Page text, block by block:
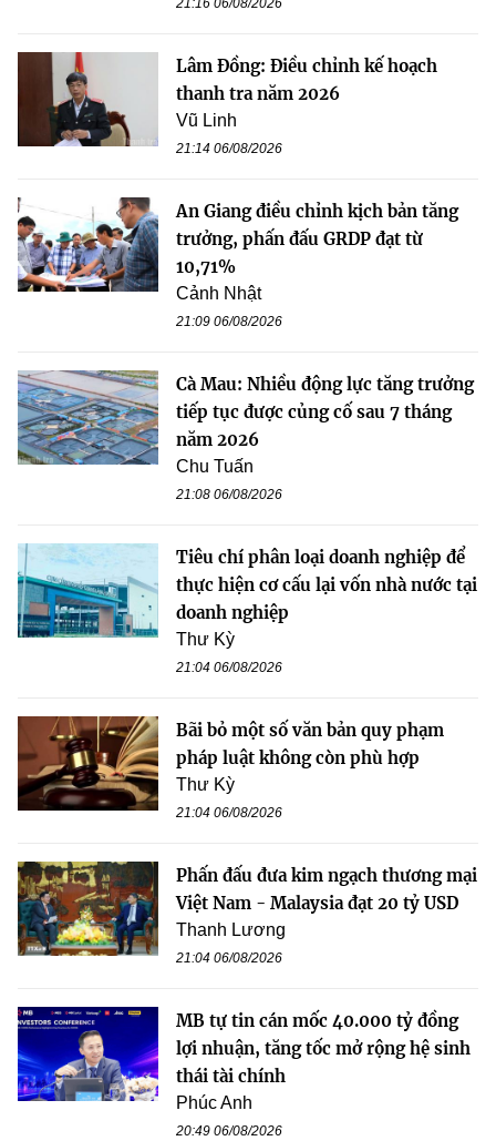
21:16 06/08/2026
Lâm Đồng: Điều chỉnh kế hoạch
thanh tra năm 2026
Vũ Linh
21:14 06/08/2026
An Giang điều chỉnh kịch bản tăng
trưởng, phấn đấu GRDP đạt từ
10,71%
Cảnh Nhật
21:09 06/08/2026
Cà Mau: Nhiều động lực tăng trưởng
tiếp tục được củng cố sau 7 tháng
năm 2026
Chu Tuấn
21:08 06/08/2026
Tiêu chí phân loại doanh nghiệp để
thực hiện cơ cấu lại vốn nhà nước tại
doanh nghiệp
Thư Kỳ
21:04 06/08/2026
Bãi bỏ một số văn bản quy phạm
pháp luật không còn phù hợp
Thư Kỳ
21:04 06/08/2026
Phấn đấu đưa kim ngạch thương mại
Việt Nam - Malaysia đạt 20 tỷ USD
Thanh Lương
21:04 06/08/2026
MB tự tin cán mốc 40.000 tỷ đồng
lợi nhuận, tăng tốc mở rộng hệ sinh
thái tài chính
Phúc Anh
20:49 06/08/2026